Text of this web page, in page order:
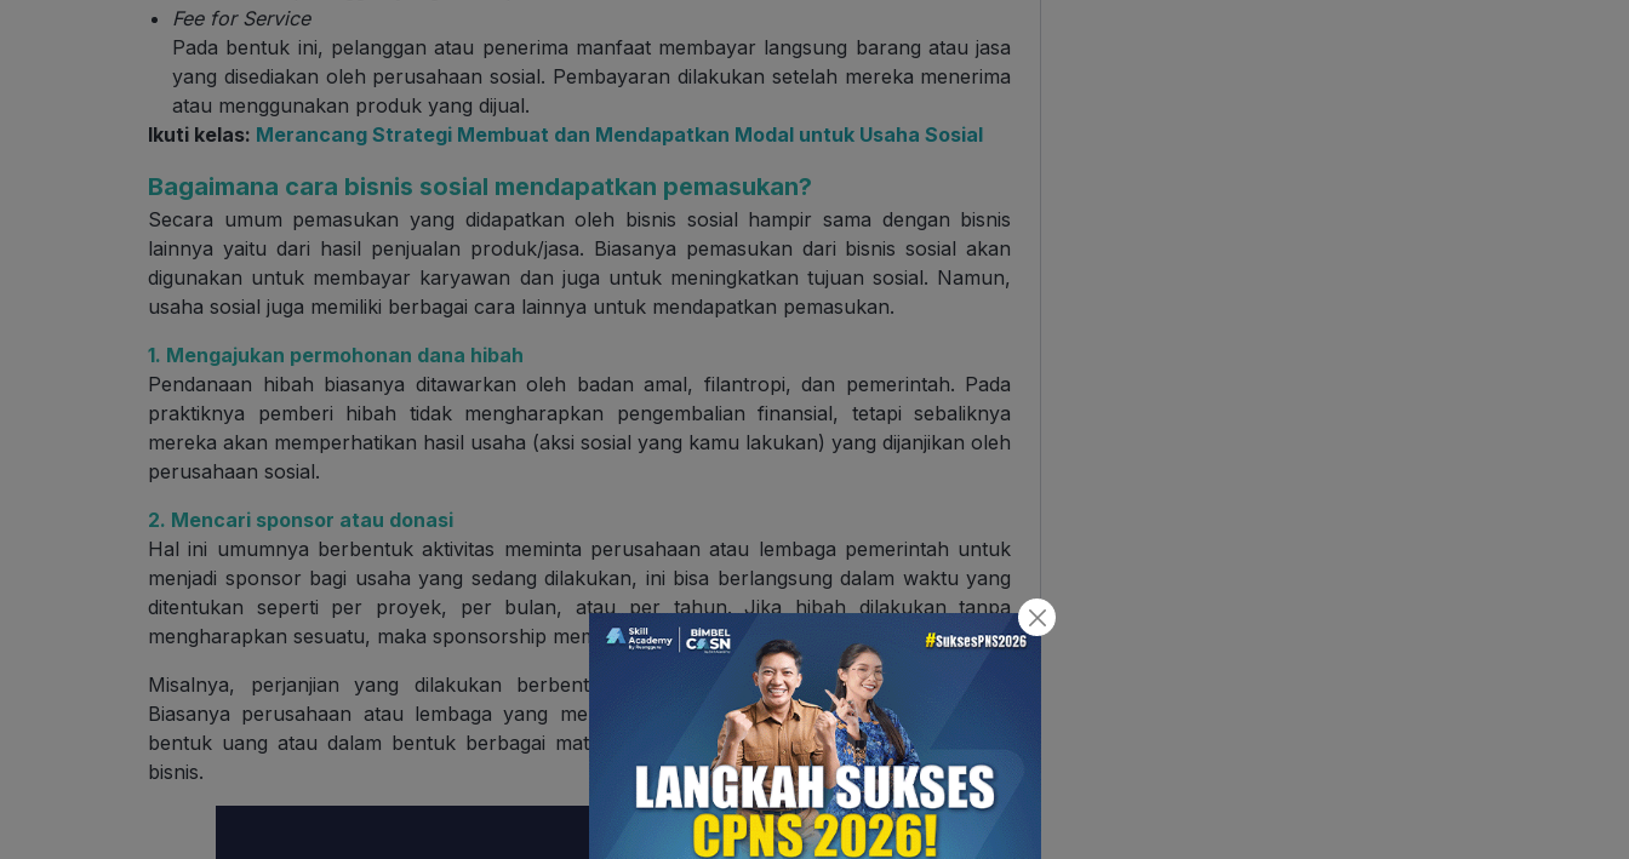
Fee for Service
Pada bentuk ini, pelanggan atau penerima manfaat membayar langsung barang atau jasa
yang disediakan oleh perusahaan sosial. Pembayaran dilakukan setelah mereka menerima
atau menggunakan produk yang dijual.
Ikuti kelas: Merancang Strategi Membuat dan Mendapatkan Modal untuk Usaha Sosial
Bagaimana cara bisnis sosial mendapatkan pemasukan?
Secara umum pemasukan yang didapatkan oleh bisnis sosial hampir sama dengan bisnis
lainnya yaitu dari hasil penjualan produk/jasa. Biasanya pemasukan dari bisnis sosial akan
digunakan untuk membayar karyawan dan juga untuk meningkatkan tujuan sosial. Namun,
usaha sosial juga memiliki berbagai cara lainnya untuk mendapatkan pemasukan.
1. Mengajukan permohonan dana hibah
Pendanaan hibah biasanya ditawarkan oleh badan amal, filantropi, dan pemerintah. Pada
praktiknya pemberi hibah tidak mengharapkan pengembalian finansial, tetapi sebaliknya
mereka akan memperhatikan hasil usaha (aksi sosial yang kamu lakukan) yang dijanjikan oleh
perusahaan sosial.
2. Mencari sponsor atau donasi
Hal ini umumnya berbentuk aktivitas meminta perusahaan atau lembaga pemerintah untuk
menjadi sponsor bagi usaha yang sedang dilakukan, ini bisa berlangsung dalam waktu yang
ditentukan seperti per proyek, per bulan, atau per tahun. Jika hibah dilakukan tanpa
mengharapkan sesuatu, maka sponsorship memiliki perjanjian dari kedua belah pihak.
Misalnya, perjanjian yang dilakukan berbentuk manfaat publikasi bagi pihak sponsor.
Biasanya perusahaan atau lembaga yang menjadi sponsor memberikan dukungan dalam
bentuk uang atau dalam bentuk berbagai materi yang disesuaikan dengan kebutuhan dari
bisnis.